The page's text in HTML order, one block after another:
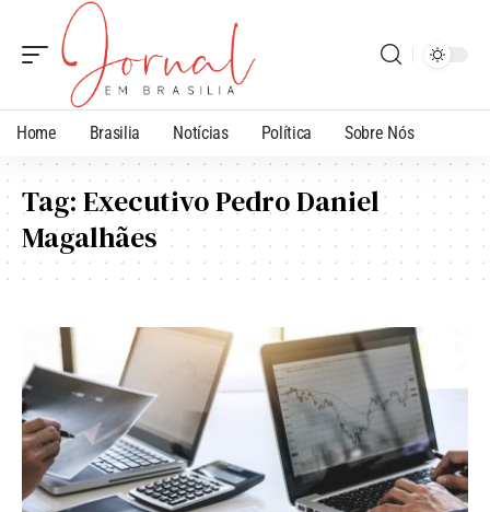
Home Brasilia Notícias Política Sobre Nós
Tag:Executivo Pedro Daniel
Magalhães